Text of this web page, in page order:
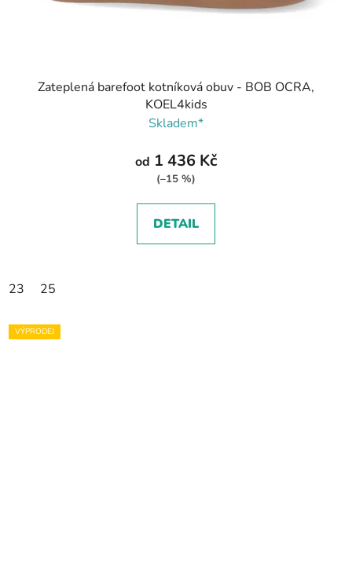
Zateplená barefoot kotníková obuv - BOB OCRA,
KOEL4kids
Skladem*
od 1 436 Kč
(–15 %)
DETAIL
23 25
VÝPRODEJ